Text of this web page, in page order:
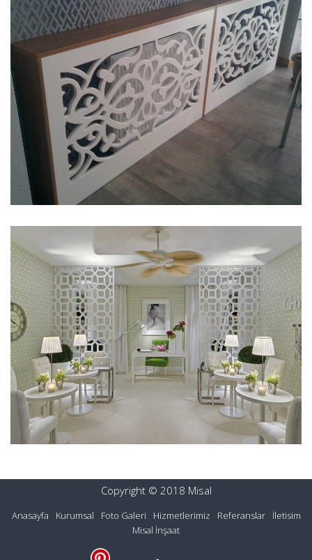
Copyright © 2018 Misal
Anasayfa Kurumsal Foto Galeri Hizmetlerimiz Referanslar
İletisim
Misal İnşaat